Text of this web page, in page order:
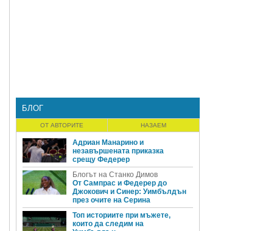
БЛОГ
ОТ АВТОРИТЕ НАЗАЕМ
Адриан Манарино и
незавършената приказка
срещу Федерер
Блогът на Станко Димов
От Сампрас и Федерер до
Джокович и Синер: Уимбълдън
през очите на Серина
Топ историите при мъжете,
които да следим на